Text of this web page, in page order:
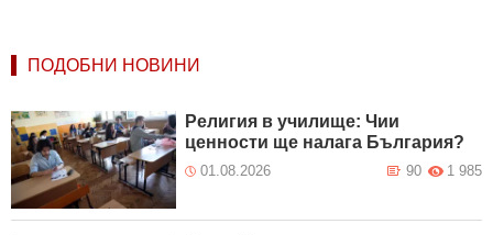
ПОДОБНИ НОВИНИ
Религия в училище: Чии
ценности ще налага България?
01.08.2026 1 985
90